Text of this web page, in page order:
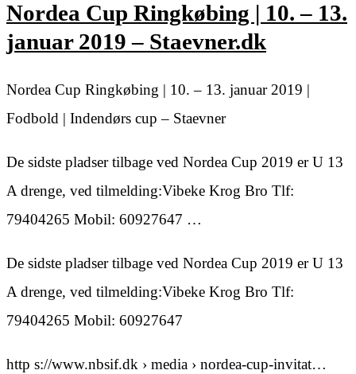
Nordea Cup Ringkøbing | 10. – 13.
januar 2019 – Staevner.dk
Nordea Cup Ringkøbing | 10. – 13. januar 2019 |
Fodbold | Indendørs cup – Staevner
De sidste pladser tilbage ved Nordea Cup 2019 er U 13
A drenge, ved tilmelding:Vibeke Krog Bro Tlf:
79404265 Mobil: 60927647 …
De sidste pladser tilbage ved Nordea Cup 2019 er U 13
A drenge, ved tilmelding:Vibeke Krog Bro Tlf:
79404265 Mobil: 60927647
http s://www.nbsif.dk › media › nordea-cup-invitat…